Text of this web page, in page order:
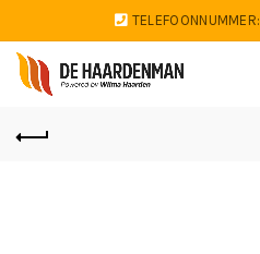
TELEFOONNUMMER: